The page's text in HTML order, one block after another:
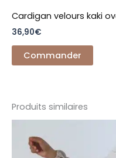
Cardigan velours kaki
36,90€
Commander
Produits similaires